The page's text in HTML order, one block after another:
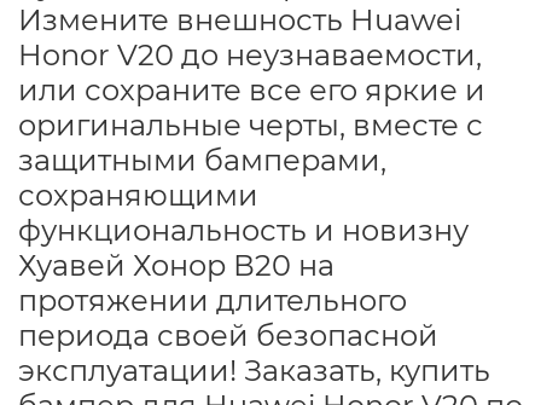
Измените внешность Huawei
Honor V20 до неузнаваемости,
или сохраните все его яркие и
оригинальные черты, вместе с
защитными бамперами,
сохраняющими
функциональность и новизну
Хуавей Хонор В20 на
протяжении длительного
периода своей безопасной
эксплуатации! Заказать, купить